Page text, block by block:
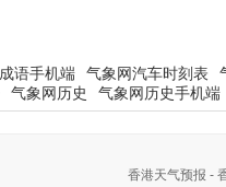
语手机端 气象网汽车时刻表
气象网历史 气象网历史手机端
香港天气预报 -